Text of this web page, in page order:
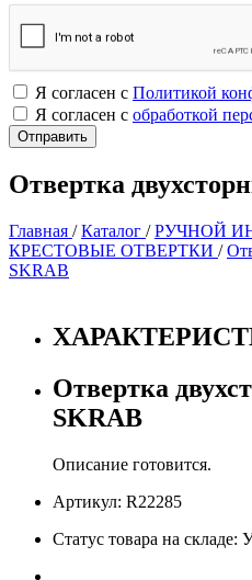
Я согласен с Политикой
Я согласен с обработкой
Отвертка
Главная /Каталог /РУЧНОЙ
КРЕСТОВЫЕ ОТВЕРТКИ /
SKRAB
Отвертка
SKRAB
Описание готовится.
Артикул: R22285
Статус товара на складе: